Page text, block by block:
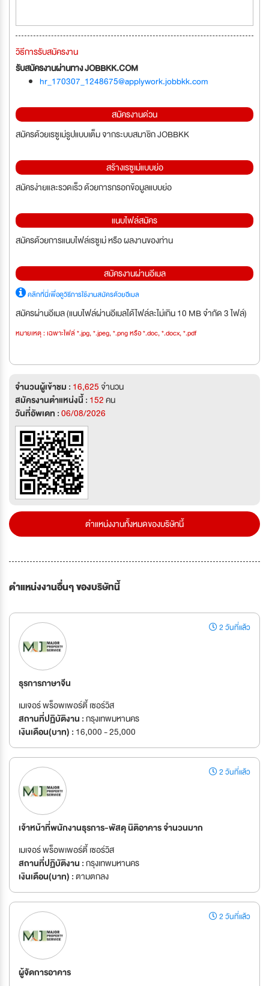
วิธีการรับสมัครงาน
รับสมัครงานผ่านทาง JOBBKK.COM
hr_170307_1248675@applywork.jobbkk.com
สมัครงานด่วน
สมัครด้วยเรซูเม่รูปแบบเต็ม จากระบบสมาชิก JOBBKK
สร้างเรซูเม่แบบย่อ
สมัครง่ายและรวดเร็ว ด้วยการกรอกข้อมูลแบบย่อ
แนบไฟล์สมัคร
สมัครด้วยการแนบไฟล์เรซูเม่ หรือ ผลงานของท่าน
สมัครงานผ่านอีเมล
คลิกที่นี่เพื่อดูวิธีการใช้งานสมัครด้วยอีเมล
สมัครผ่านอีเมล (แนบไฟล์ผ่านอีเมลได้ไฟล์ละไม่เกิน 10 MB จำกัด 3 ไฟล์)
หมายเหตุ : เฉพาะไฟล์ *.jpg, *.jpeg, *.png หรือ *.doc, *.docx, *.pdf
จำนวนผู้เข้าชม : 16,625จำนวน
สมัครงานตำแหน่งนี้ : 152คน
วันที่อัพเดท :06/08/2026
ตำแหน่งงานทั้งหมดของบริษัทนี้
ตำแหน่งงานอื่นๆ ของบริษัทนี้
2 วันที่แล้ว
ธุรการภาษาจีน
เมเจอร์ พร็อพเพอร์ตี้ เซอร์วิส
สถานที่ปฏิบัติงาน :กรุงเทพมหานคร
เงินเดือน(บาท) : 16,000 - 25,000
2 วันที่แล้ว
เจ้าหน้าที่พนักงานธุรการ-พัสดุ นิติอาคาร จำนวนมาก
เมเจอร์ พร็อพเพอร์ตี้ เซอร์วิส
สถานที่ปฏิบัติงาน :กรุงเทพมหานคร
เงินเดือน(บาท) :ตามตกลง
2 วันที่แล้ว
ผู้จัดการอาคาร